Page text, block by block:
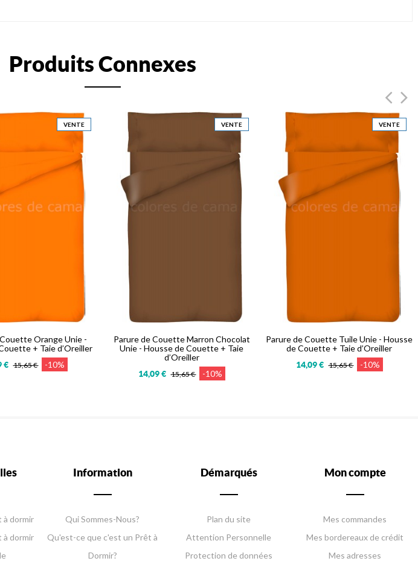
Produits Connexes
VENTE
Orange Unie -
+ Taie d’Oreiller
€ 15,65 € -10%
VENTE
Parure de Couette Marron Chocolat
Unie - Housse de Couette + Taie
d’Oreiller
14,09 € 15,65 € -10%
VENTE
Parure de Couette Tuile Unie - Housse
de Couette + Taie d’Oreiller
14,09 € 15,65 € -10%
à dormir
à dormir
Information
Qui Sommes-Nous?
Qu'est-ce que c'est un Prêt à
Dormir?
Démarqués
Plan du site
Attention Personnelle
Protection de données
Mon compte
Mes commandes
Mes bordereaux de crédit
Mes adresses